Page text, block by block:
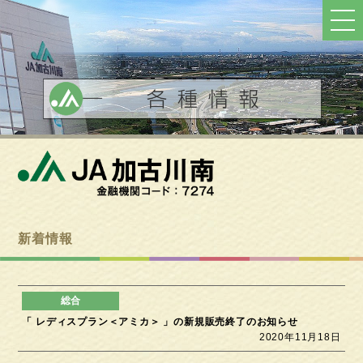
新着情報
「 レディスプラン＜アミカ＞ 」の新規販売終了のお知らせ
2020年11月18日